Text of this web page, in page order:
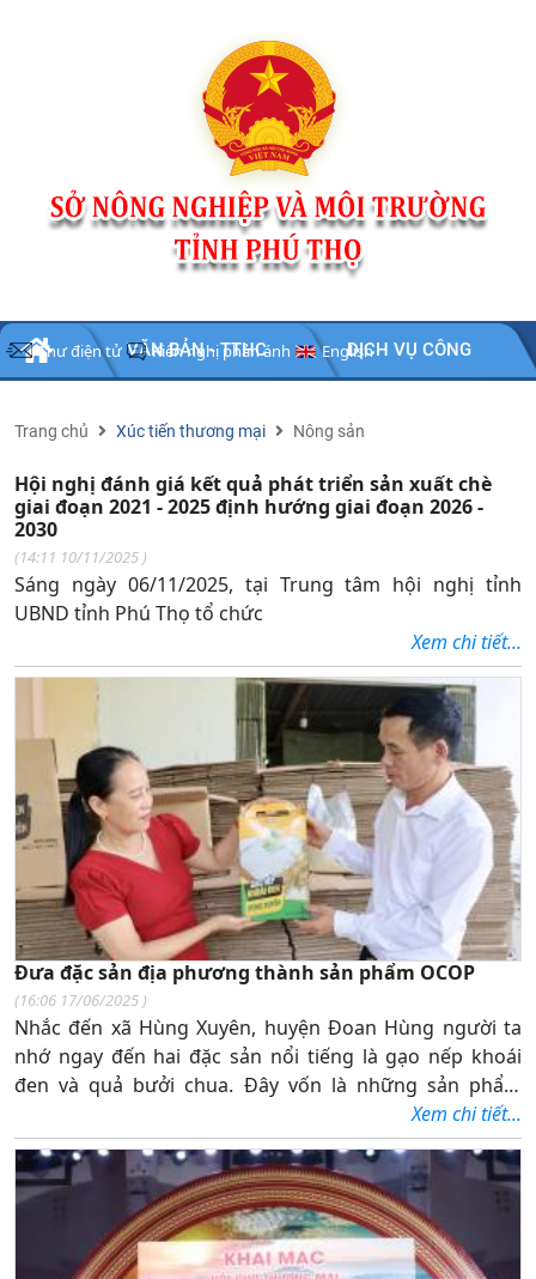
Thư điện tử Kiến nghị phản ánh English
TIN
-
KIỆN
VĂN BẢN - TTHC DỊCH VỤ CÔNG
Trang chủ Xúc tiến thương mại Nông sản
Hội nghị đánh giá kết quả phát triển sản xuất chè
giai đoạn 2021 - 2025 định hướng giai đoạn 2026 -
2030
(14:11 10/11/2025 )
Sáng ngày 06/11/2025, tại Trung tâm hội nghị tỉnh
UBND tỉnh Phú Thọ tổ chức
Xem chi tiết...
Đưa đặc sản địa phương thành sản phẩm OCOP
(16:06 17/06/2025 )
Nhắc đến xã Hùng Xuyên, huyện Đoan Hùng người ta
nhớ ngay đến hai đặc sản nổi tiếng là gạo nếp khoái
đen và quả bưởi chua. Đây vốn là những sản phẩm
nông sản gần gũi mà người dân nơi đây đã trồng từ
nhiều đời nay, giờ đang được xây dựng và phát triển
thành các sản phẩm OCOP tiêu biểu của địa phương.
Xem chi tiết...